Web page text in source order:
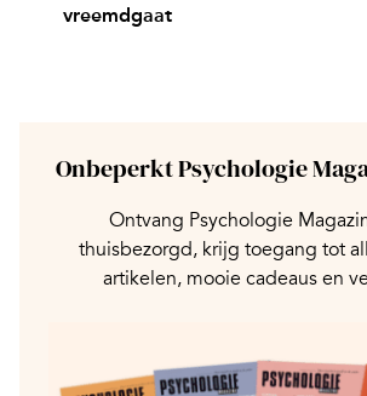
vreemdgaat
Onbeperkt Psychologie
Ontvang Psychologie
thuisbezorgd, krijg toegang tot
artikelen, mooie cadeaus en